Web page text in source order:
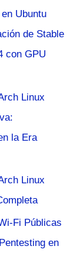
Ubuntu
de Stable
con GPU
Linux
la Era
Linux
Fi Públicas
en